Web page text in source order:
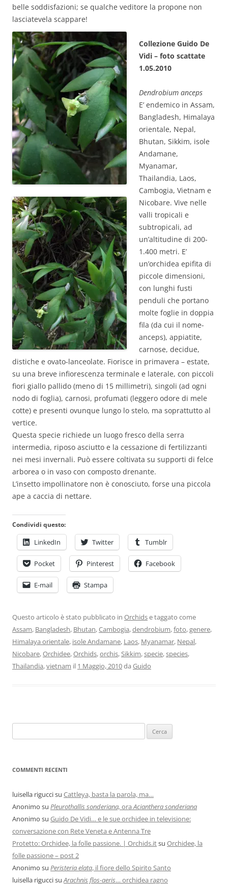
belle soddisfazioni; se qualche veditore la propone non
lasciatevela scappare!
Collezione Guido De
Vidi – foto scattate
1.05.2010
Dendrobium anceps
E’ endemico in Assam,
Bangladesh, Himalaya
orientale, Nepal,
Bhutan, Sikkim, isole
Andamane,
Myanamar,
Thailandia, Laos,
Cambogia, Vietnam e
Nicobare. Vive nelle
valli tropicali e
subtropicali, ad
un’altitudine di 200-
1.400 metri. E’
un’orchidea epifita di
piccole dimensioni,
con lunghi fusti
penduli che portano
molte foglie in doppia
fila (da cui il nome-
anceps), appiatite,
carnose, decidue,
distiche e ovato-lanceolate. Fiorisce in primavera – estate,
su una breve infiorescenza terminale e laterale, con piccoli
fiori giallo pallido (meno di 15 millimetri), singoli (ad ogni
nodo di foglia), carnosi, profumati (leggero odore di mele
cotte) e presenti ovunque lungo lo stelo, ma soprattutto al
vertice.
Questa specie richiede un luogo fresco della serra
intermedia, riposo asciutto e la cessazione di fertilizzanti
nei mesi invernali. Può essere coltivata su supporti di felce
arborea o in vaso con composto drenante.
L’insetto impollinatore non è conosciuto, forse una piccola
ape a caccia di nettare.
Condividi questo:
LinkedIn Twitter Tumblr
Pocket Pinterest Facebook
E-mail Stampa
Questo articolo è stato pubblicato in Orchidse taggato come
Assam, Bangladesh, Bhutan,Cambogia,dendrobium,foto,genere,
Himalaya orientale, isole Andamane, Laos, Myanamar, Nepal,
Nicobare,Orchidee,Orchids,orchis, Sikkim,specie,species,
Thailandia,vietnam il 1 Maggio, 2010da Guido
COMMENTI RECENTI
luisella riguccisu Cattleya, basta la parola, ma…
Anonimo su Pleurothallis sonderiana, ora Acianthera sonderiana
Anonimo su Guido De Vidi… e le sue orchidee in televisione:
conversazione con Rete Veneta e Antenna Tre
Protetto: Orchidee, la folle passione. | Orchids.itsu Orchidee, la
folle passione – post 2
Anonimo su Peristeria elata, il fiore dello Spirito Santo
luisella riguccisu Arachnis flos-aeris… orchidea ragno